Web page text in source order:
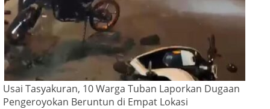
Usai Tasyakuran, 10 Warga Tuban Laporkan Dugaan
Pengeroyokan Beruntun di Empat Lokasi